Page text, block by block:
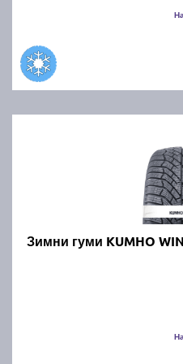
Зимни гуми KUMHO